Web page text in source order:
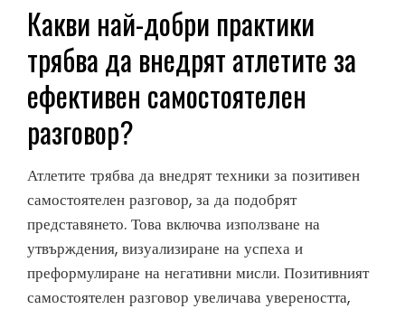
Какви най-добри практики
трябва да внедрят атлетите за
ефективен самостоятелен
разговор?
Атлетите трябва да внедрят техники за позитивен
самостоятелен разговор, за да подобрят
представянето. Това включва използване на
утвърждения, визуализиране на успеха и
преформулиране на негативни мисли. Позитивният
самостоятелен разговор увеличава увереността,